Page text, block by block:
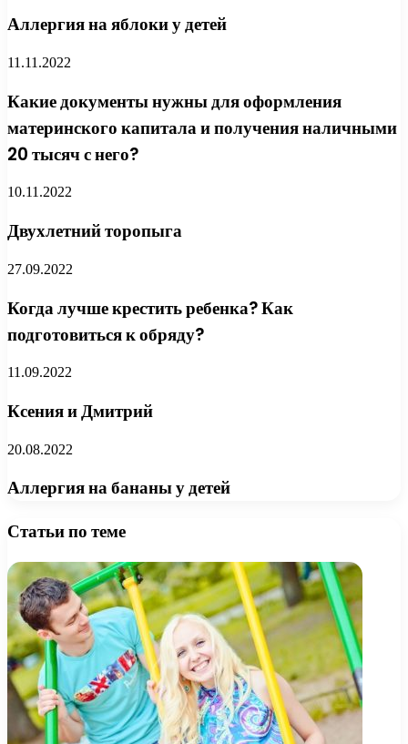
Аллергия на яблоки у детей
11.11.2022
Какие документы нужны для оформления
материнского капитала и получения наличными
20 тысяч с него?
10.11.2022
Двухлетний торопыга
27.09.2022
Когда лучше крестить ребенка? Как
подготовиться к обряду?
11.09.2022
Ксения и Дмитрий
20.08.2022
Аллергия на бананы у детей
Статьи по теме